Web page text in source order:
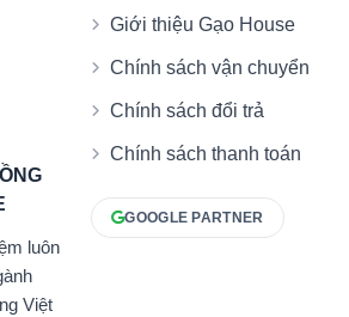
luôn
Việt
Giới thiệu Gạo House
Chính sách vận chuyển
Chính sách đổi trả
Chính sách thanh toán
GOOGLE PARTNER